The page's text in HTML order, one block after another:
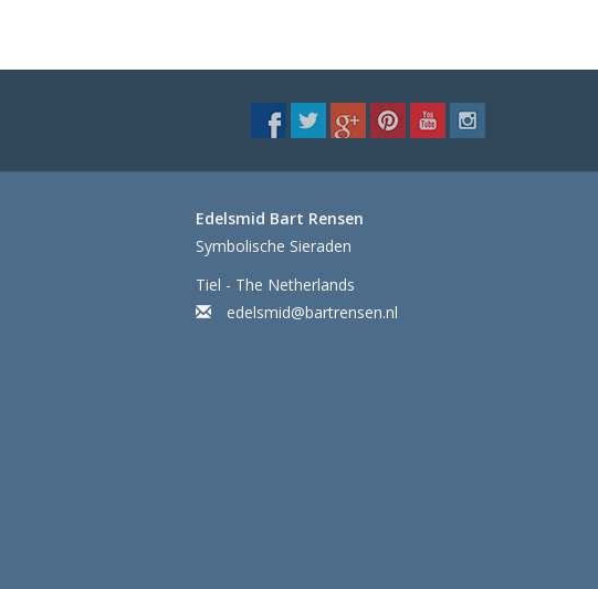
Edelsmid Bart Rensen
Symbolische Sieraden
Tiel - The Netherlands
edelsmid@bartrensen.nl